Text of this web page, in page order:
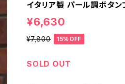
イタリア製 パール調ボタン
¥6,630
¥7,800 15%OFF
SOLD OUT